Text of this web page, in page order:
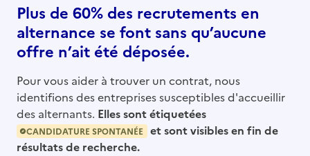
Plus de 60% des recrutements en
alternance se font sans qu’aucune
offre n’ait été déposée.
Pour vous aider à trouver un contrat, nous
identifions des entreprises susceptibles d'accueillir
des alternants. Elles sont étiquetées
CANDIDATURE SPONTANÉE
et sont visibles en fin de
résultats de recherche.